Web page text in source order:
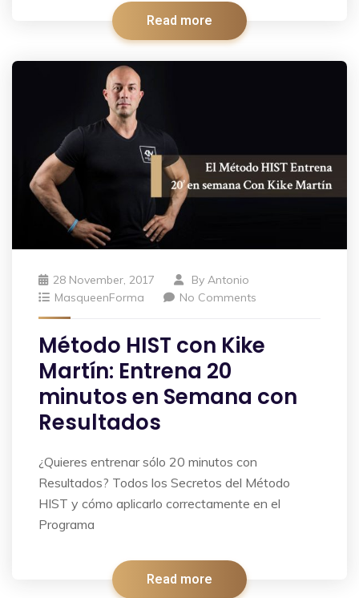
Read more
28 November, 2017 By Antonio
MasqueenForma
No Comments
Método HIST con Kike
Martín: Entrena 20
minutos en Semana con
Resultados
¿Quieres entrenar sólo 20 minutos con
Resultados? Todos los Secretos del Método
HIST y cómo aplicarlo correctamente en el
Programa
Read more